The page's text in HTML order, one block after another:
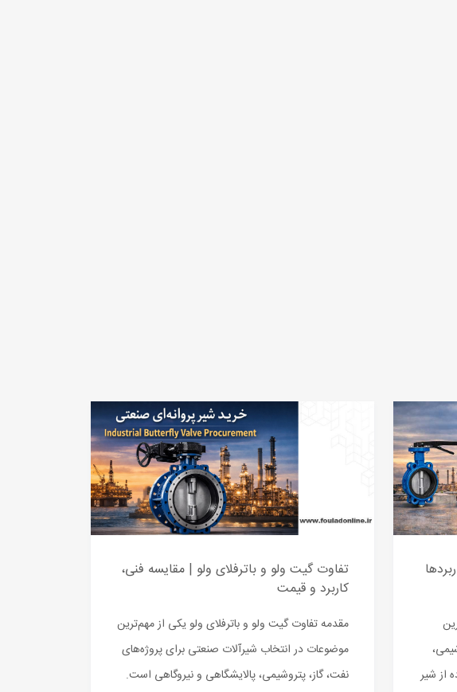
از شیر
تفاوت گیت ولو و باترفلای ولو | مقایسه فنی،
کاربرد و قیمت
مقدمه تفاوت گیت ولو و باترفلای ولو یکی از مهم‌ترین
موضوعات در انتخاب شیرآلات صنعتی برای پروژه‌های
نفت، گاز، پتروشیمی، پالایشگاهی و نیروگاهی است.